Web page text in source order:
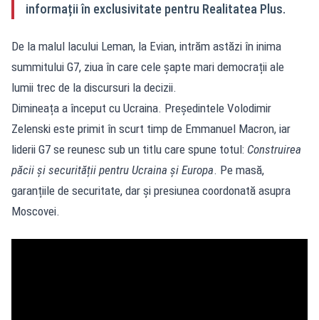
informații în exclusivitate pentru Realitatea Plus.
De la malul lacului Leman, la Evian, intrăm astăzi în inima
summitului G7, ziua în care cele șapte mari democrații ale
lumii trec de la discursuri la decizii.
Dimineața a început cu Ucraina. Președintele Volodimir
Zelenski este primit în scurt timp de Emmanuel Macron, iar
liderii G7 se reunesc sub un titlu care spune totul: Construirea
păcii și securității pentru Ucraina și Europa. Pe masă,
garanțiile de securitate, dar și presiunea coordonată asupra
Moscovei.